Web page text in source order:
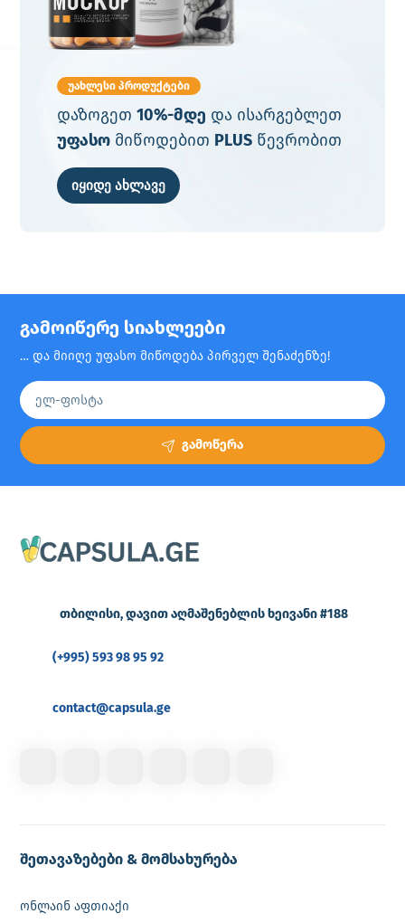
უახლესი პროდუქტები
დაზოგეთ 10%-მდე და ისარგებლეთ
უფასომიწოდებით PLUSწევრობით
იყიდე ახლავე
გამოიწერე სიახლეები
… და მიიღე უფასო მიწოდება პირველ შენაძენზე!
გამოწერა
თბილისი, დავით აღმაშენებლის ხეივანი #188
(+995) 593 98 95 92
contact@capsula.ge
შეთავაზებები & მომსახურება
ონლაინ აფთიაქი